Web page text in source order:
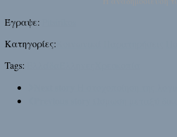
Έγραψε:
Κατηγορίες:
Tags: